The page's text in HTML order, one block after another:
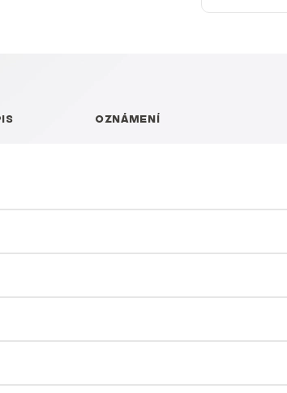
OZNÁMENÍ